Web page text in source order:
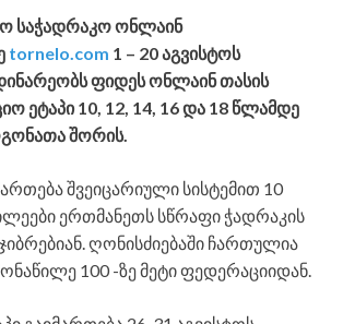
საჭადრაკო ონლაინ
tornelo.com 1 – 20 აგვისტოს
სფიდეს ონლაინ თასის
ეტაპი 10, 12, 14, 16 და 18 წლამდე
შორის.
შვეიცარიული სისტემით 10
ერთმანეთს სწრაფი ჭადრაკის
ღონისძიებაში ჩართულია
100 -ზე მეტი ფედერაციიდან.